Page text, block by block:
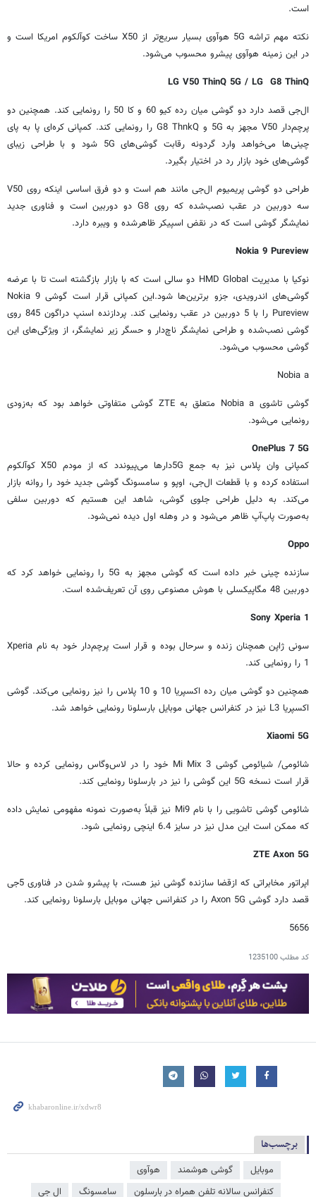
است.
نکته مهم تراشه 5G هوآوی بسیار سریع‌تر از X50ساخت کوآلکوم امریکا است و
در این زمینه هوآوی پیشرو محسوب می‌شود.
LG V50 ThinQ 5G / LG G8 ThinQ
ال‌جی قصد دارد دو گوشی میان رده کیو 60 و کا 50 را رونمایی کند. همچنین دو
پرچم‌دار V50مجهز به 5G وG8 ThnkQ را رونمایی کند. کمپانی کره‌ای پا به پای
چینی‌ها می‌خواهد وارد گردونه رقابت گوشی‌های 5G شود و با طراحی زیبای
گوشی‌های خود بازار رد در اختیار بگیرد.
طراحی دو گوشی پریمیوم ال‌جی مانند هم است و دو فرق اساسی اینکه روی V50
سه دوربین در عقب نصب‌شده که روی G8دو دوربین است و فناوری جدید
نمایشگر گوشی است که در نقض اسپیکر ظاهرشده و ویبره دارد.
Nokia 9 Pureview
نوکیا با مدیریت HMD Global دو سالی است که با بازار بازگشته است تا با عرضه
گوشی‌های اندرویدی، جزو برترین‌ها شود.این کمپانی قرار است گوشی Nokia 9
Pureview
را با 5 دوربین در عقب رونمایی کند. پردازنده اسنپ دراگون 845 روی
گوشی نصب‌شده و طراحی نمایشگر ناچ‌دار و حسگر زیر نمایشگر، از ویژگی‌های این
گوشی محسوب می‌شود.
Nobia a
گوشی تاشوی Nobia a متعلق بهZTE گوشی متفاوتی خواهد بود که به‌زودی
رونمایی می‌شود.
OnePlus 7 5G
کمپانی وان پلاس نیز به جمع 5Gدارها می‌پیوندد که از مودم X50کوآلکوم
استفاده کرده و با قطعات ال‌جی، اوپو و سامسونگ گوشی جدید خود را روانه بازار
می‌کند. به دلیل طراحی جلوی گوشی، شاهد این هستیم که دوربین سلفی
به‌صورت پاپ‌آپ ظاهر می‌شود و در وهله اول دیده نمی‌شود.
Oppo
سازنده چینی خبر داده است که گوشی مجهز به 5G را رونمایی خواهد کرد که
دوربین 48 مگاپیکسلی با هوش مصنوعی روی آن تعریف‌شده است.
Sony Xperia 1
سونی ژاپن همچنان زنده و سرحال بوده و قرار است پرچم‌دار خود به نام Xperia
1 را رونمایی کند.
همچنین دو گوشی میان رده اکسپریا 10 و 10 پلاس را نیز رونمایی می‌کند. گوشی
اکسپریا L3 نیز در کنفرانس جهانی موبایل بارسلونا رونمایی خواهد شد.
Xiaomi 5G
شائومی/ شیائومی گوشیMi Mix 3 خود را در لاس‌وگاس رونمایی کرده و حالا
قرار است نسخه 5G این گوشی را نیز در بارسلونا رونمایی کند.
شائومی گوشی تاشویی را با نامMi9 نیز قبلاً به‌صورت نمونه مفهومی نمایش داده
که ممکن است این مدل نیز در سایز 6.4 اینچی رونمایی شود.
ZTE Axon 5G
اپراتور مخابراتی که ازقضا سازنده گوشی نیز هست، با پیشرو شدن در فناوری 5جی
قصد دارد گوشی Axon 5G را در کنفرانس جهانی موبایل بارسلونا رونمایی کند.
5656
کد مطلب1235100
برچسب‌ها
موبایل گوشی هوشمند
هوآوی
کنفرانس سالانه تلفن همراه در بارسلون
سامسونگ ال جی